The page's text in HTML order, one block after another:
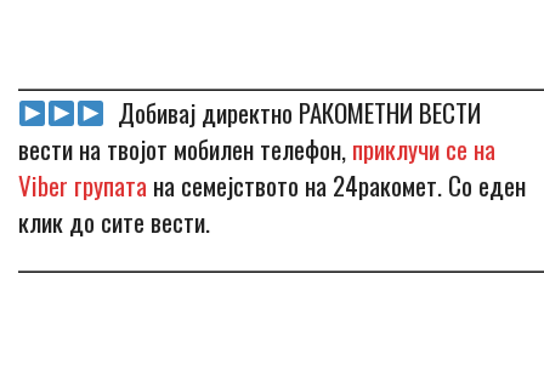
Добивај директно РАКОМЕТНИ ВЕСТИ
вести на твојот мобилен телефон,приклучи се на
Viber групата на семејството на 24ракомет. Со еден
клик до сите вести.